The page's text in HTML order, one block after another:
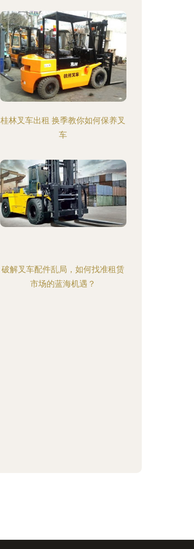
桂林叉车出租 换季教你如何保养叉
车
破解叉车配件乱局，如何找准租赁
市场的蓝海机遇？